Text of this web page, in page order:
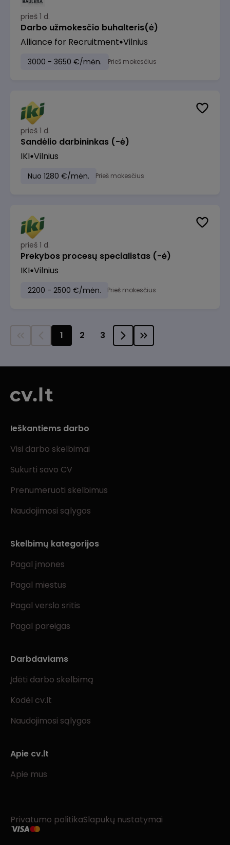
prieš 1 d.
Darbo užmokesčio buhalteris(ė)
Alliance for Recruitment Vilnius
3000 - 3650 €/mėn. Prieš mokesčius
prieš 1 d.
Sandėlio darbininkas (-ė)
IKI Vilnius
Nuo 1280 €/mėn. Prieš mokesčius
prieš 1 d.
Prekybos procesų specialistas (-ė)
IKI Vilnius
2200 - 2500 €/mėn. Prieš mokesčius
1 2 3
Ieškantiems darbo
Visi darbo skelbimai
Sukurti savo CV
Prenumeruoti skelbimus
Naudojimosi sąlygos
Skelbimų kategorijos
Pagal įmones
Pagal miestus
Pagal verslo sritis
Pagal pareigas
Darbdaviams
Įdėti darbo skelbimą
Kodėl cv.lt
Naudojimosi sąlygos
Apie cv.lt
Apie mus
Privatumo politikaSlapukų nustatymai